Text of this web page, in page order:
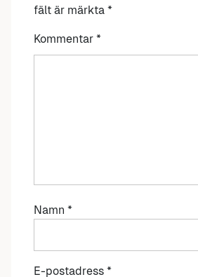
fält är märkta *
Kommentar *
Namn *
E-postadress *